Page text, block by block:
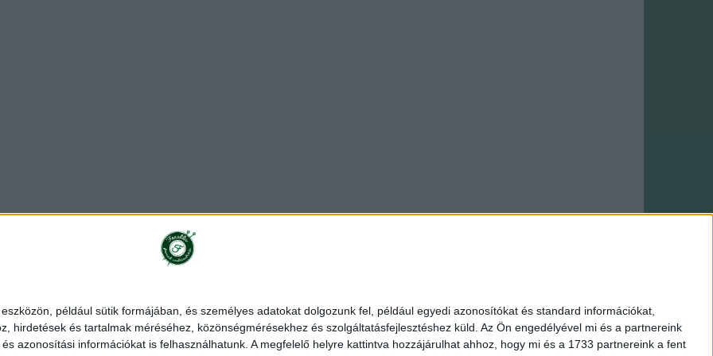
például sütik formájában, és személyes adatokat dolgozunk fel, például egyedi azonosítókat és standard információkat,
hirdetések és tartalmak méréséhez, közönségmérésekhez és szolgáltatásfejlesztéshez küld. Az Ön engedélyével mi és a partnereink
azonosítási információkat is felhasználhatunk. A megfelelő helyre kattintva hozzájárulhat ahhoz, hogy mi és a 1733 partnereink a fent
Rendelés és szállítás Impresszum Partnerünk Webáruház: saját fejlesztés
Stenli fonal| Alize fonal|Red Heart fonal|Schachenmayr fonal|Amigurumi|Makramé fonal|HiMALAYA fonal